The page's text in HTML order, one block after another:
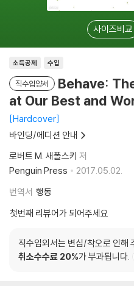
사이즈비교
소득공제 수입
직수입양서
Behave:
at Our Best and
Hardcover
바인딩/에디션 안내
로버트 M. 새폴스키 저
Penguin Press
2017.05.02.
번역서 행동
첫번째 리뷰어가 되어주세요
직수입외서는 변심/착오로 인해
취소수수료 20%가 부과됩니다.